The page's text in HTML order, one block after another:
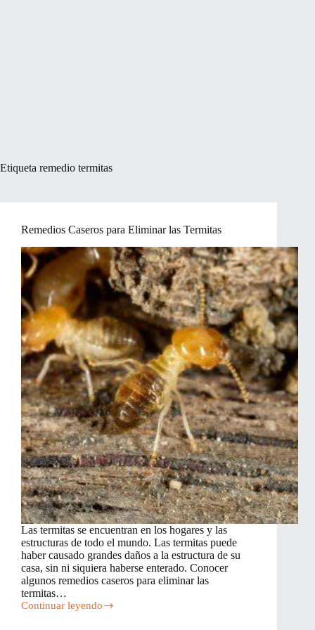
Etiqueta remedio termitas
Remedios Caseros para Eliminar las Termitas
Las termitas se encuentran en los hogares y las
estructuras de todo el mundo. Las termitas puede
haber causado grandes daños a la estructura de su
casa, sin ni siquiera haberse enterado. Conocer
algunos remedios caseros para eliminar las
termitas…
Continuar leyendo
Remedios